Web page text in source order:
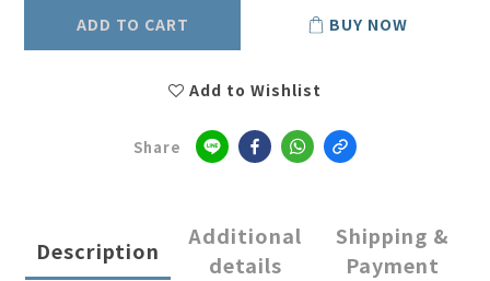
ADD TO CART BUY NOW
Add to Wishlist
Share
Description
Additional
details
Shipping &
Payment